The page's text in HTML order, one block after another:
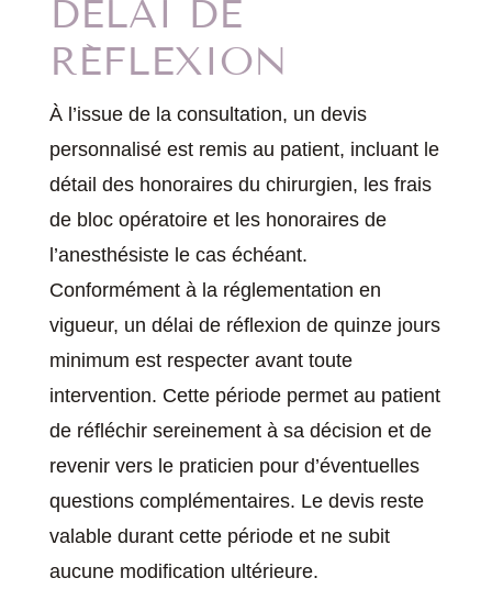
DÉLAI DE
RÉFLEXION
À l’issue de la consultation, un devis
personnalisé est remis au patient, incluant le
détail des honoraires du chirurgien, les frais
de bloc opératoire et les honoraires de
l’anesthésiste le cas échéant.
Conformément à la réglementation en
vigueur, un délai de réflexion de quinze jours
minimum est respecter avant toute
intervention. Cette période permet au patient
de réfléchir sereinement à sa décision et de
revenir vers le praticien pour d’éventuelles
questions complémentaires. Le devis reste
valable durant cette période et ne subit
aucune modification ultérieure.